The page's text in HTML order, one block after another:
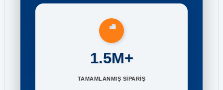
1.5M+
TAMAMLANMIŞ SİPARİŞ